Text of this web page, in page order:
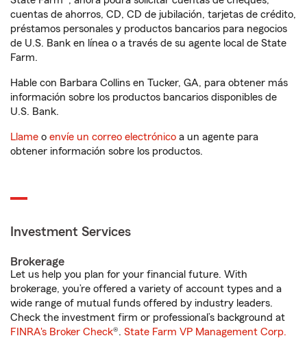
cuentas de ahorros, CD, CD de jubilación, tarjetas de crédito,
préstamos personales y productos bancarios para negocios
de U.S. Bank en línea o a través de su agente local de State
Farm.
Hable con Barbara Collins en Tucker, GA, para obtener más
información sobre los productos bancarios disponibles de
U.S. Bank.
Llame o envíe un correo electrónico a un agente para
obtener información sobre los productos.
Investment Services
Brokerage
Let us help you plan for your financial future. With
brokerage, you’re offered a variety of account types and a
wide range of mutual funds offered by industry leaders.
Check the investment firm or professional’s background at
FINRA's Broker Check®. State Farm VP Management Corp.